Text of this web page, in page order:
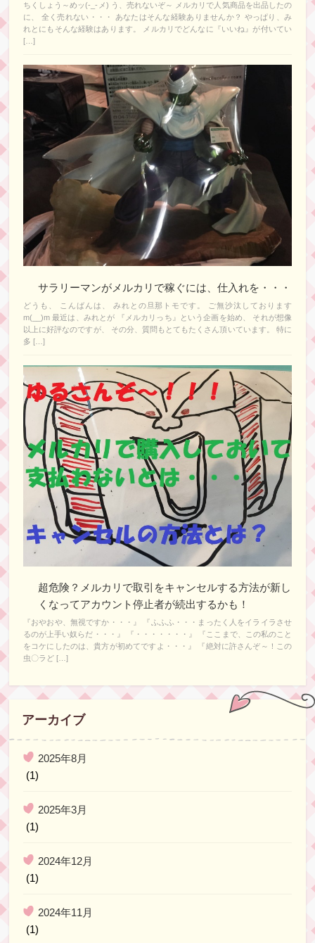
ちくしょう～めッ(-_-メ) う、売れないぞ～ メルカリで人気商品を出品したの
に、 全く売れない・・・ あなたはそんな経験ありませんか？ やっぱり、み
れとにもそんな経験はあります。 メルカリでどんなに『いいね』が付いてい
[…]
サラリーマンがメルカリで稼ぐには、仕入れを・・・
どうも、 こんばんは、 みれとの旦那トモです。 ご無沙汰しております
m(__)m 最近は、みれとが 『メルカリっち』という企画を始め、 それが想像
以上に好評なのですが、 その分、質問もとてもたくさん頂いています。 特に
多 […]
超危険？メルカリで取引をキャンセルする方法が新し
くなってアカウント停止者が続出するかも！
『おやおや、無視ですか・・・』 『ふふふ・・・まったく人をイライラさせ
るのが上手い奴らだ・・・』 『・・・・・・・』 『ここまで、この私のこと
をコケにしたのは、貴方が初めてですよ・・・』 『絶対に許さんぞ～！この
虫〇ラど […]
アーカイブ
2025年8月
(1)
2025年3月
(1)
2024年12月
(1)
2024年11月
(1)